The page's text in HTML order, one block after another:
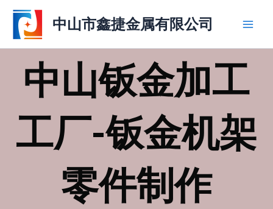
容
中山市鑫捷金属有限公司
中山钣金加工
工厂-钣金机架
零件制作